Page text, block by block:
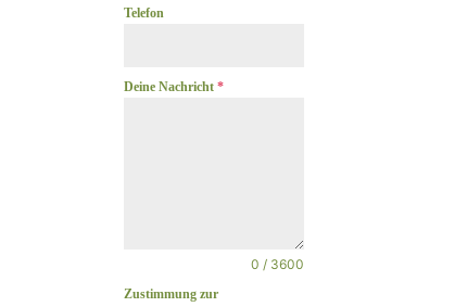
Telefon
Deine Nachricht *
0 / 3600
Zustimmung zur